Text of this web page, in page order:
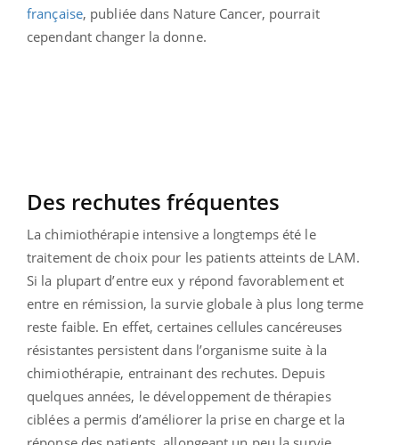
française, publiée dans Nature Cancer, pourrait
cependant changer la donne.
Des rechutes fréquentes
La chimiothérapie intensive a longtemps été le
traitement de choix pour les patients atteints de LAM.
Si la plupart d’entre eux y répond favorablement et
entre en rémission, la survie globale à plus long terme
reste faible. En effet, certaines cellules cancéreuses
résistantes persistent dans l’organisme suite à la
chimiothérapie, entrainant des rechutes. Depuis
quelques années, le développement de thérapies
ciblées a permis d’améliorer la prise en charge et la